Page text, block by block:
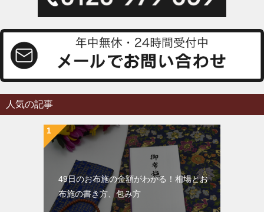
人気の記事
49日のお布施の金額がわかる！相場とお
布施の書き方、包み方